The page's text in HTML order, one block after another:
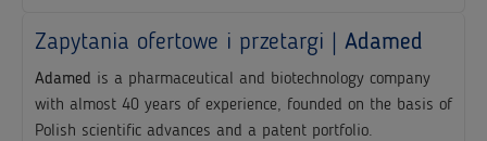
Zapytania ofertowe i przetargi | Adamed
Adamed is a pharmaceutical and biotechnology company
with almost 40 years of experience, founded on the basis of
Polish scientific advances and a patent portfolio.